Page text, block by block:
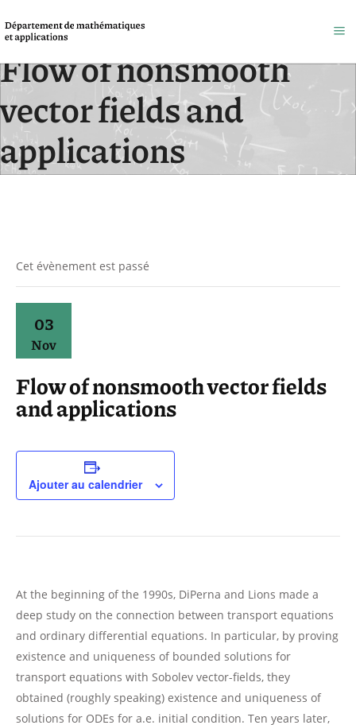
Flow of nonsmooth
vector fields and
applications
Cet évènement est passé
03
Nov
Flow of nonsmooth vector fields
and applications
Ajouter au calendrier
At the beginning of the 1990s, DiPerna and Lions made a
deep study on the connection between transport equations
and ordinary differential equations. In particular, by proving
existence and uniqueness of bounded solutions for
transport equations with Sobolev vector-fields, they
obtained (roughly speaking) existence and uniqueness of
solutions for ODEs for a.e. initial condition. Ten years later,